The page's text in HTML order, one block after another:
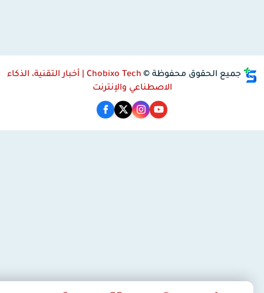
جميع الحقوق محفوظة ©
Chobixo Tech | أخبار التقنية، الذكاء
الاصطناعي والإنترنت